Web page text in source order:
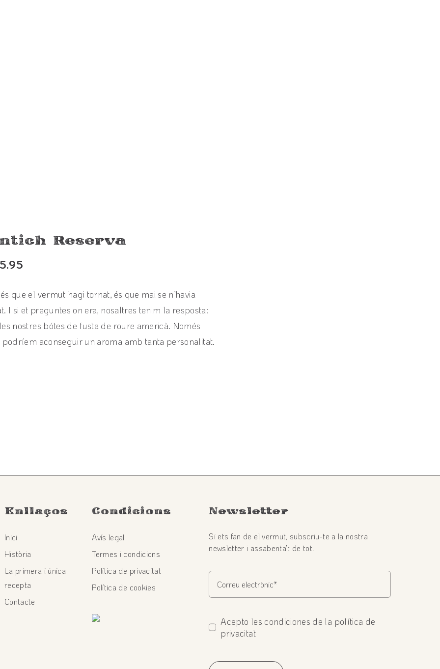
Reserva
que el vermut hagi tornat, és que mai se n’havia
I si et preguntes on era, nosaltres tenim la resposta:
nostres bótes de fusta de roure americà. Només
podríem aconseguir un aroma amb tanta personalitat.
Enllaços
Inici
Història
La primera i única
recepta
Contacte
Condicions
Avís legal
Termes i condicions
Política de privacitat
Política de cookies
Newsletter
Si ets fan de el vermut, subscriu-te a la nostra
newsletter i assabenta’t de tot.
Acepto les condiciones de la política de
privacitat